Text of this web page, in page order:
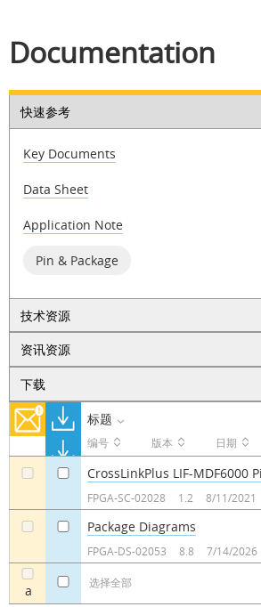
Documentation
快速参考
Key Documents
Data Sheet
Application Note
Pin & Package
技术资源
资讯资源
下载
标题
编号 版本 日期
a 选择全部
CrossLinkPlus LIF-MDF6000
FPGA-SC-02028 1.2 8/11/2021
Package Diagrams
FPGA-DS-02053 8.8 7/14/2026